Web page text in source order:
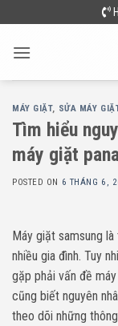
to
content
MÁY GIẶT, SỬA MÁY
Tìm hiểu
máy giặt
POSTED ON 6 THÁNG 6,
Máy giặt samsung
nhiều gia đình. Tuy
gặp phải vấn đề
cũng biết nguyên
theo dõi những